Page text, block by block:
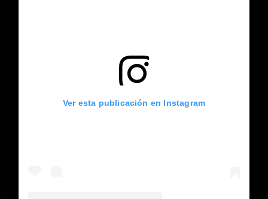
Ver esta publicación en Instagram